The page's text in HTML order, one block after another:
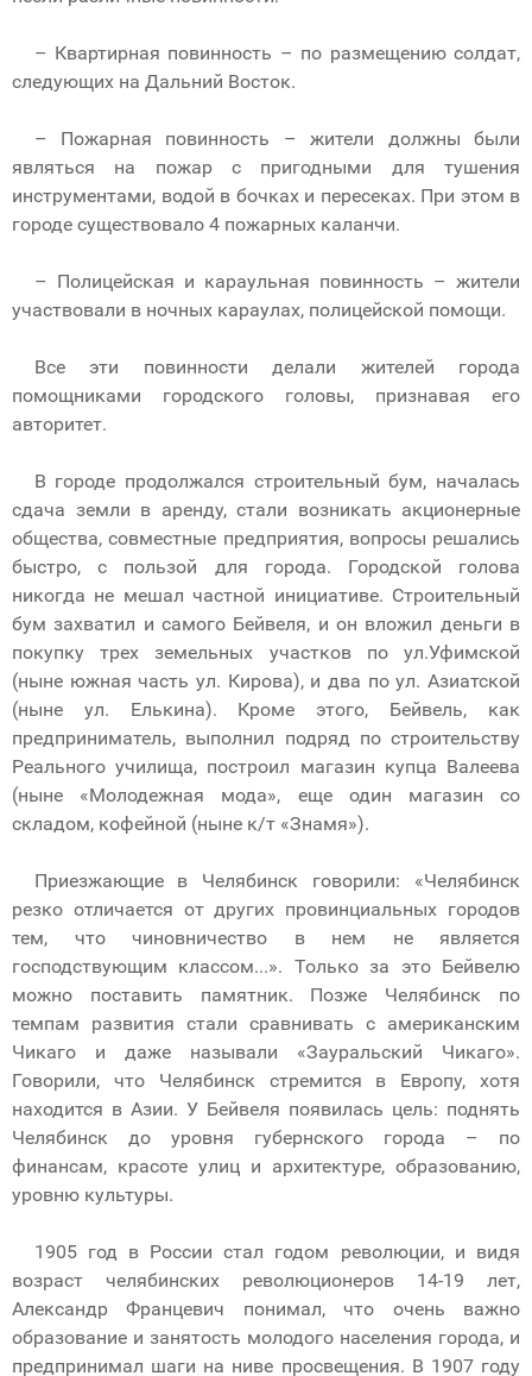
– Квартирная повинность – по размещению солдат,
следующих на Дальний Восток.
– Пожарная повинность – жители должны были
являться на пожар с пригодными для тушения
инструментами, водой в бочках и пересеках. При этом в
городе существовало 4 пожарных каланчи.
– Полицейская и караульная повинность – жители
участвовали в ночных караулах, полицейской помощи.
Все эти повинности делали жителей города
помощниками городского головы, признавая его
авторитет.
В городе продолжался строительный бум, началась
сдача земли в аренду, стали возникать акционерные
общества, совместные предприятия, вопросы решались
быстро, с пользой для города. Городской голова
никогда не мешал частной инициативе. Строительный
бум захватил и самого Бейвеля, и он вложил деньги в
покупку трех земельных участков по ул.Уфимской
(ныне южная часть ул. Кирова), и два по ул. Азиатской
(ныне ул. Елькина). Кроме этого, Бейвель, как
предприниматель, выполнил подряд по строительству
Реального училища, построил магазин купца Валеева
(ныне «Молодежная мода», еще один магазин со
складом, кофейной (ныне к/т «Знамя»).
Приезжающие в Челябинск говорили: «Челябинск
резко отличается от других провинциальных городов
тем, что чиновничество в нем не является
господствующим классом...». Только за это Бейвелю
можно поставить памятник. Позже Челябинск по
темпам развития стали сравнивать с американским
Чикаго и даже называли «Зауральский Чикаго».
Говорили, что Челябинск стремится в Европу, хотя
находится в Азии. У Бейвеля появилась цель: поднять
Челябинск до уровня губернского города – по
финансам, красоте улиц и архитектуре, образованию,
уровню культуры.
1905 год в России стал годом революции, и видя
возраст челябинских революционеров 14-19 лет,
Александр Францевич понимал, что очень важно
образование и занятость молодого населения города, и
предпринимал шаги на ниве просвещения. В 1907 году